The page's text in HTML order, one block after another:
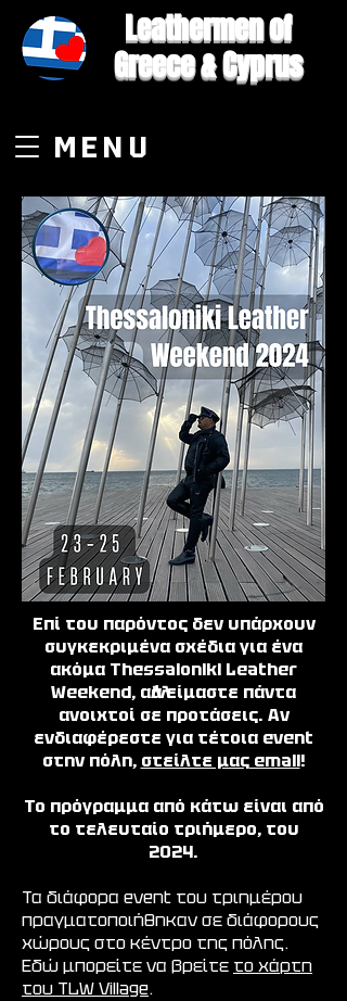
Leathermen of
Greece & Cyprus
MENU
Επί του παρόντος δεν υπάρχουν
συγκεκριμένα σχέδια για ένα
ακόμα Thessaloniki Leather
Weekend, αλλά είμαστε πάντα
ανοιχτοί σε προτάσεις. Αν
ενδιαφέρεστε για τέτοια event
στην πόλη, στείλτε μας email!
Το πρόγραμμα από κάτω είναι από
το τελευταίο τριήμερο, του
2024.
Τα διάφορα event του τριημέρου
πραγματοποιήθηκαν σε διάφορους
χώρους στο κέντρο της πόλης.
Εδώ μπορείτε να βρείτε το χάρτη
του TLW Village.